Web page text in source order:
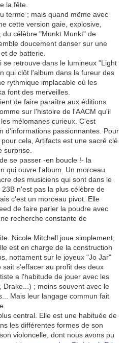
la fête.
terme ; mais quand même avec
cette version gaie, explosive,
célèbre "Munkt Munkt" de
doucement danser sur une
de batterie.
se retrouve dans le lumineux "Light
qui clôt l'album dans la fureur des
rythmique implacable où les
font des merveilles.
de faire paraître aux éditions
sur l'histoire de l'AACM qu'il
mélomanes curieux. C'est
d'informations passionnantes. Pour
cela, Artifacts est une sacré clé
surprise.
se passer -en boucle !- la
qui ouvre l'album. Un morceau
des musiciens qui sont dans le
n'est pas la plus célèbre de
c'est un morceau pivot. Elle
de faire parler la poudre avec
recherche constante de
Nicole Mitchell joue simplement,
est en charge de la construction
nottament sur le joyeux "Jo Jar"
s'effacer au profit des deux
a l'habitude de jouer avec les
Drake...) ; moins souvent avec le
Mais leur langage commun fait
central. Elle est une habituée de
les différentes formes de son
violoncelle, dont nous avons pu